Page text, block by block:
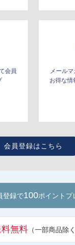
会員
メール
お得な情
会員登録はこちら
登録で100ポイントプ
無料 （一部商品除く